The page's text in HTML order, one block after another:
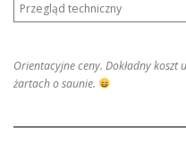
Przegląd techniczny
Orientacyjne ceny. Dokładny
żartach o saunie.